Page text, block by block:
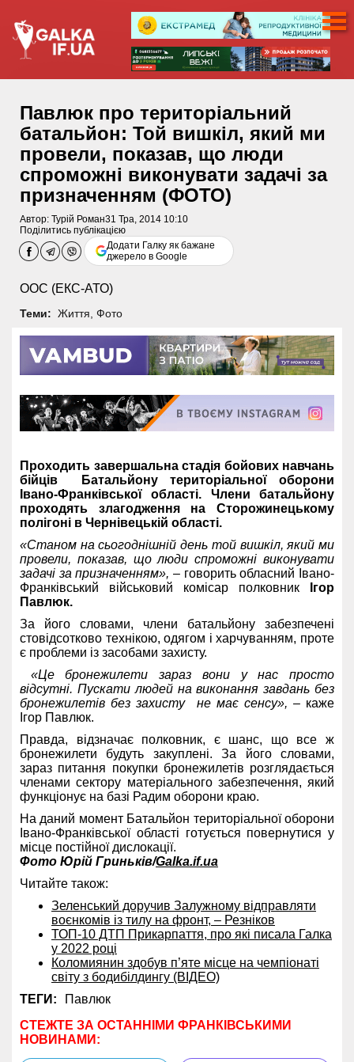
Павлюк про територіальний
батальйон: Той вишкіл, який ми
провели, показав, що люди
спроможні виконувати задачі за
призначенням (ФОТО)
Автор: Турій Роман31 Тра, 2014 10:10
Поділитись публікацією
Додати Галку як бажане
джерело в Google
ООС (ЕКС-АТО)
Теми: Життя Фото
Проходить завершальна стадія бойових навчань
бійців Батальйону територіальної оборони
Івано-Франківської області. Члени батальйону
проходять злагодження на Сторожинецькому
полігоні в Чернівецькій області.
«Станом на сьогоднішній день той вишкіл, який ми
провели, показав, що люди спроможні виконувати
задачі за призначенням», – говорить обласний Івано-
Франківський військовий комісар полковник
Ігор
Павлюк.
За його словами, члени батальйону забезпечені
стовідсотково технікою, одягом і харчуванням, проте
є проблеми із засобами захисту.
«Це бронежилети зараз вони у нас просто
відсутні. Пускати людей на виконання завдань без
бронежилетів без захисту не має сенсу», – каже
Ігор Павлюк.
Правда, відзначає полковник, є шанс, що все ж
бронежилети будуть закуплені. За його словами,
зараз питання покупки бронежилетів розглядається
членами сектору матеріального забезпечення, який
функціонує на базі Радим оборони краю.
На даний момент Батальйон територіальної оборони
Івано-Франківської області готується повернутися у
місце постійної дислокації.
Фото Юрій Гриньків/Galka.if.ua
Читайте також:
Зеленський доручив Залужному відправляти
воєнкомів із тилу на фронт, – Резніков
ТОП-10 ДТП Прикарпаття, про які писала Галка
у 2022 році
Коломиянин здобув п’яте місце на чемпіонаті
світу з бодибілдингу (ВІДЕО)
ТЕГИ:
Павлюк
СТЕЖТЕ ЗА ОСТАННІМИ ФРАНКІВСЬКИМИ
НОВИНАМИ: